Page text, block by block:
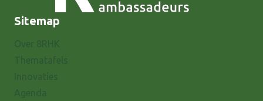
Sitemap